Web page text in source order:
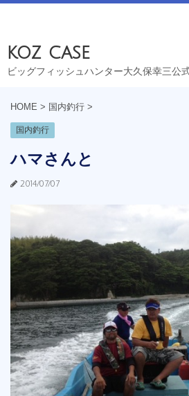
koz case
ビッグフィッシュハンター大久保幸三公
HOME > 国内釣行 >
国内釣行
ハマさんと
2014/07/07